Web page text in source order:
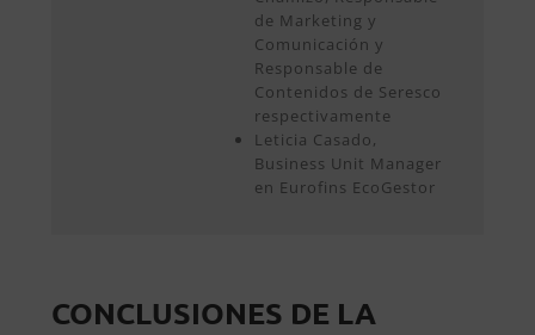
de Marketing y
Comunicación y
Responsable de
Contenidos de Seresco
respectivamente
Leticia Casado,
Business Unit Manager
en Eurofins EcoGestor
CONCLUSIONES DE LA